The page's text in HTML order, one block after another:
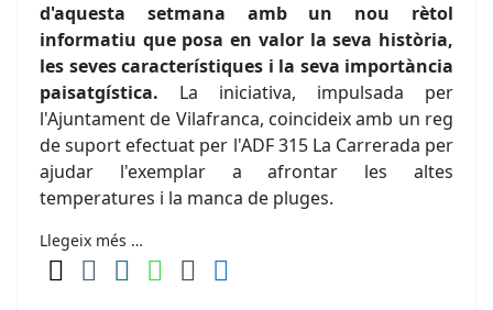
d'aquesta setmana amb un nou rètol
informatiu que posa en valor la seva història,
les seves característiques i la seva importància
paisatgística. La iniciativa, impulsada per
l'Ajuntament de Vilafranca, coincideix amb un reg
de suport efectuat per l'ADF 315 La Carrerada per
ajudar l'exemplar a afrontar les altes
temperatures i la manca de pluges.
Llegeix més …